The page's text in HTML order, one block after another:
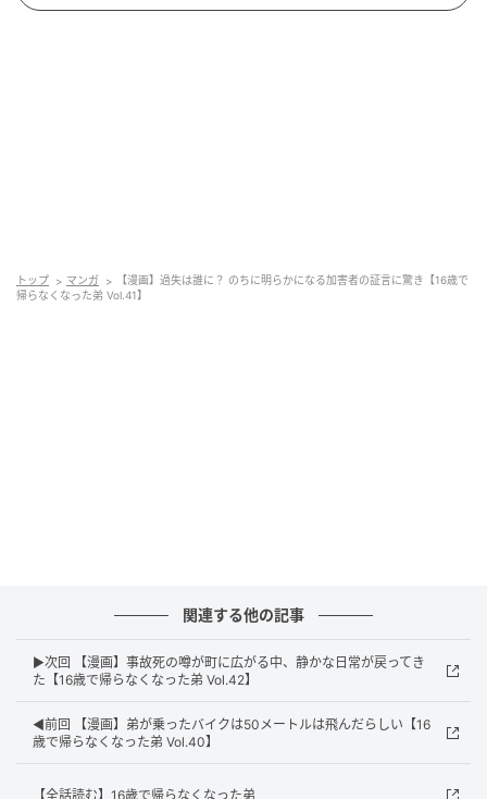
トップ マンガ
【漫画】過失は誰に？ のちに明らかになる加害者の証言に驚き【16歳で
帰らなくなった弟 Vol.41】
関連する他の記事
▶次回 【漫画】事故死の噂が町に広がる中、静かな日常が戻ってき
た【16歳で帰らなくなった弟 Vol.42】
◀前回 【漫画】弟が乗ったバイクは50メートルは飛んだらしい【16
歳で帰らなくなった弟 Vol.40】
【全話読む】16歳で帰らなくなった弟